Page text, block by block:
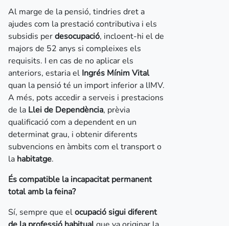
Al marge de la pensió, tindries dret a
ajudes com la prestació contributiva i els
subsidis perdesocupació, incloent-hi el de
majors de 52 anys si compleixes els
requisits. I en cas de no aplicar els
anteriors, estaria el Ingrés Mínim Vital
quan la pensió té un import inferior a lIMV.
A més, pots accedir a serveis i prestacions
de la Llei de Dependència, prèvia
qualificació com a dependent en un
determinat grau, i obtenir diferents
subvencions en àmbits com el transport o
la habitatge.
És compatible la incapacitat permanent
total amb la feina?
Sí, sempre que elocupació sigui diferent